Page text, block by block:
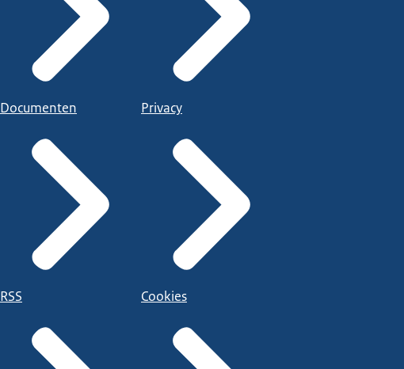
Documenten
RSS
Privacy
Cookies